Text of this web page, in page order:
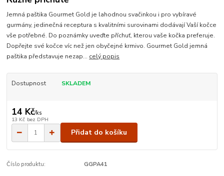
Jemná paštika Gourmet Gold je lahodnou svačinkou i pro vybíravé
gurmány, jedinečná receptura s kvalitními surovinami dodávají Vaší kočce
vše potřebné. Do poznámky uveďte příchuť, kterou vaše kočka preferuje.
Dopřejte své kočce víc než jen obyčejné krmivo. Gourmet Gold jemná
paštika představuje nezap... celý popis
Dostupnost SKLADEM
14 Kč/ks
13 Kč bez DPH
Přidat do košíku
Číslo produktu: GGPA41